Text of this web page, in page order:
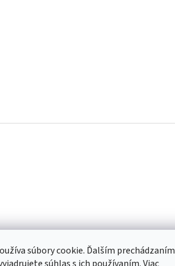
súbory cookie. Ďalším prechádzaním